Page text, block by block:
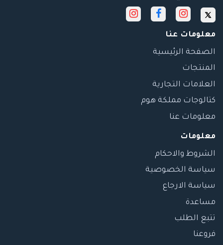
معلومات عنا
الصفحة الرئيسية
المنتجات
العلامات التجارية
كتالوجات مملكة هوم
معلومات عنا
معلومات
الشروط والاحكام
سياسة الخصوصية
سياسة الارجاع
مساعدة
تتبع الطلب
فروعنا